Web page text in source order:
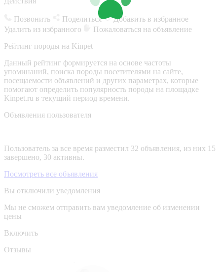
Позвонить Поделиться
Добавить в избранное
Удалить из избранного
Пожаловаться на объявление
Рейтинг породы на Kinpet
Данный рейтинг формируется на основе частоты
упоминаний, поиска породы посетителями на сайте,
посещаемости объявлений и других параметрах, которые
помогают определить популярность породы на площадке
Kinpet.ru в текущий период времени.
Объявления пользователя
Пользователь за все время разместил 32 объявления, из них 15
завершено, 30 активны.
Посмотреть все объявления
Вы отключили уведомления
Мы не сможем отправить вам уведомление об изменении
цены
Включить
Отзывы